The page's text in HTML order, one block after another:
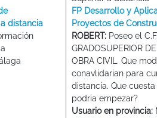
distancia
FP Desarrollo y
Proyectos de
ROBERT:Poseo el C.F.
GRADOSUPERIOR
OBRA CIVIL. Que
conavlidarian para
distancia. Que
podria empezar?
Usuario en provincia: